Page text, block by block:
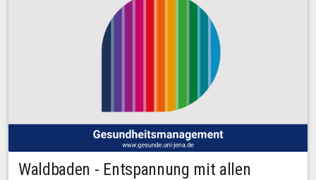
Waldbaden - Entspannung mit allen